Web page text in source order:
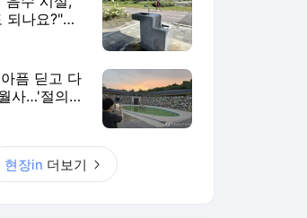
되나요?"…
혼란
픔 딛고 다
사…'절의
'
현장in 더보기